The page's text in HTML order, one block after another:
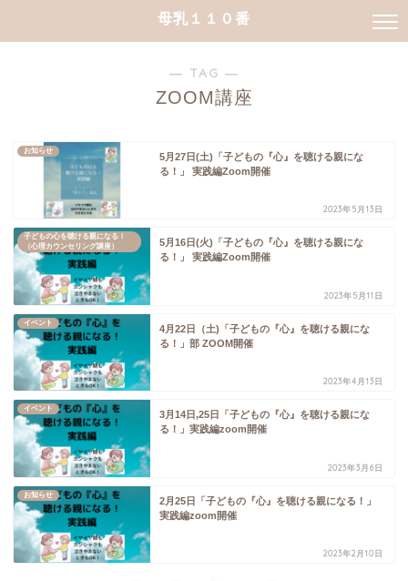
母乳１１０番
― TAG ―
ZOOM講座
お知らせ
5月27日(土)「子どもの『心』を聴ける親にな
る！」 実践編Zoom開催
2023年5月13日
子どもの心を聴ける親になる！
（心理カウンセリング講座）
5月16日(火)「子どもの『心』を聴ける親にな
る！」 実践編Zoom開催
2023年5月11日
イベント
4月22日（土)「子どもの『心』を聴ける親にな
る！」部 ZOOM開催
2023年4月13日
イベント
3月14日,25日「子どもの『心』を聴ける親にな
る！」実践編zoom開催
2023年3月6日
お知らせ
2月25日「子どもの『心』を聴ける親になる！」
実践編zoom開催
2023年2月10日